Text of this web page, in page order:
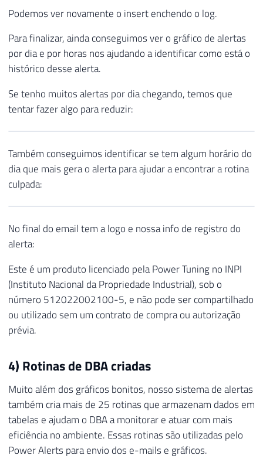
Podemos ver novamente o insert enchendo o log.
Para finalizar, ainda conseguimos ver o gráfico de alertas
por dia e por horas nos ajudando a identificar como está o
histórico desse alerta.
Se tenho muitos alertas por dia chegando, temos que
tentar fazer algo para reduzir:
Também conseguimos identificar se tem algum horário do
dia que mais gera o alerta para ajudar a encontrar a rotina
culpada:
No final do email tem a logo e nossa info de registro do
alerta:
Este é um produto licenciado pela Power Tuning no INPI
(Instituto Nacional da Propriedade Industrial), sob o
número 512022002100-5, e não pode ser compartilhado
ou utilizado sem um contrato de compra ou autorização
prévia.
4) Rotinas de DBA criadas
Muito além dos gráficos bonitos, nosso sistema de alertas
também cria mais de 25 rotinas que armazenam dados em
tabelas e ajudam o DBA a monitorar e atuar com mais
eficiência no ambiente. Essas rotinas são utilizadas pelo
Power Alerts para envio dos e-mails e gráficos.